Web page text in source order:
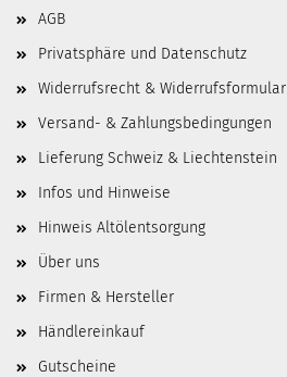
AGB
Privatsphäre und Datenschutz
Widerrufsrecht & Widerrufsformular
Versand- & Zahlungsbedingungen
Lieferung Schweiz & Liechtenstein
Infos und Hinweise
Hinweis Altölentsorgung
Über uns
Firmen & Hersteller
Händlereinkauf
Gutscheine